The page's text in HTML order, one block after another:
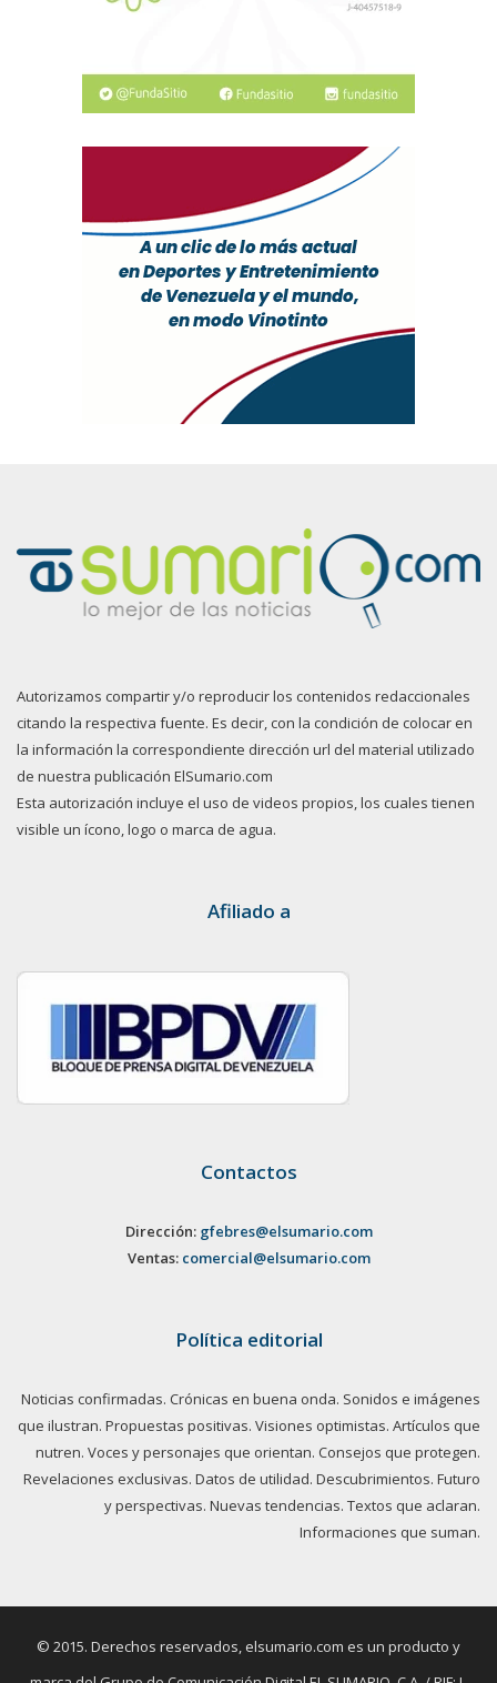
Autorizamos compartir y/o reproducir los contenidos redaccionales
citando la respectiva fuente. Es decir, con la condición de colocar en
la información la correspondiente dirección url del material utilizado
de nuestra publicación ElSumario.com
Esta autorización incluye el uso de videos propios, los cuales tienen
visible un ícono, logo o marca de agua.
Afiliado a
Contactos
Dirección: gfebres@elsumario.com
Ventas: comercial@elsumario.com
Política editorial
Noticias confirmadas. Crónicas en buena onda. Sonidos e imágenes
que ilustran. Propuestas positivas. Visiones optimistas. Artículos que
nutren. Voces y personajes que orientan. Consejos que protegen.
Revelaciones exclusivas. Datos de utilidad. Descubrimientos. Futuro
y perspectivas. Nuevas tendencias. Textos que aclaran.
Informaciones que suman.
© 2015. Derechos reservados, elsumario.com es un producto y